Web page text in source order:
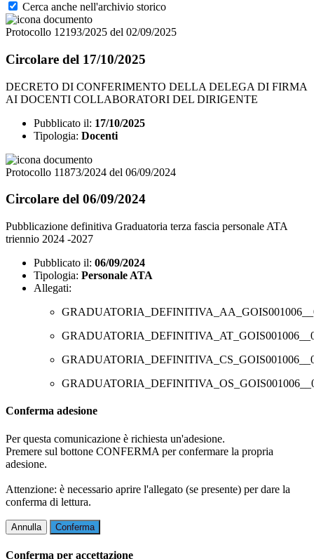
Cerca anche nell'archivio storico
Protocollo 12193/2025 del 02/09/2025
Circolare del 17/10/2025
DECRETO DI CONFERIMENTO DELLA DELEGA DI FIRMA
AI DOCENTI COLLABORATORI DEL DIRIGENTE
Pubblicato il: 17/10/2025
Tipologia: Docenti
Protocollo 11873/2024 del 06/09/2024
Circolare del 06/09/2024
Pubblicazione definitiva Graduatoria terza fascia personale ATA
triennio 2024 -2027
Pubblicato il: 06/09/2024
Tipologia: Personale ATA
Allegati:
Conferma adesione
Per questa comunicazione è richiesta un'adesione.
Premere sul bottone CONFERMA per confermare la propria
adesione.
Attenzione: è necessario aprire l'allegato (se presente) per dare la
conferma di lettura.
Annulla Conferma
Conferma per accettazione